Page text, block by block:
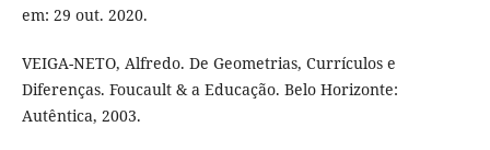
em: 29 out. 2020.
VEIGA-NETO, Alfredo. De Geometrias, Currículos e
Diferenças. Foucault & a Educação. Belo Horizonte:
Autêntica, 2003.